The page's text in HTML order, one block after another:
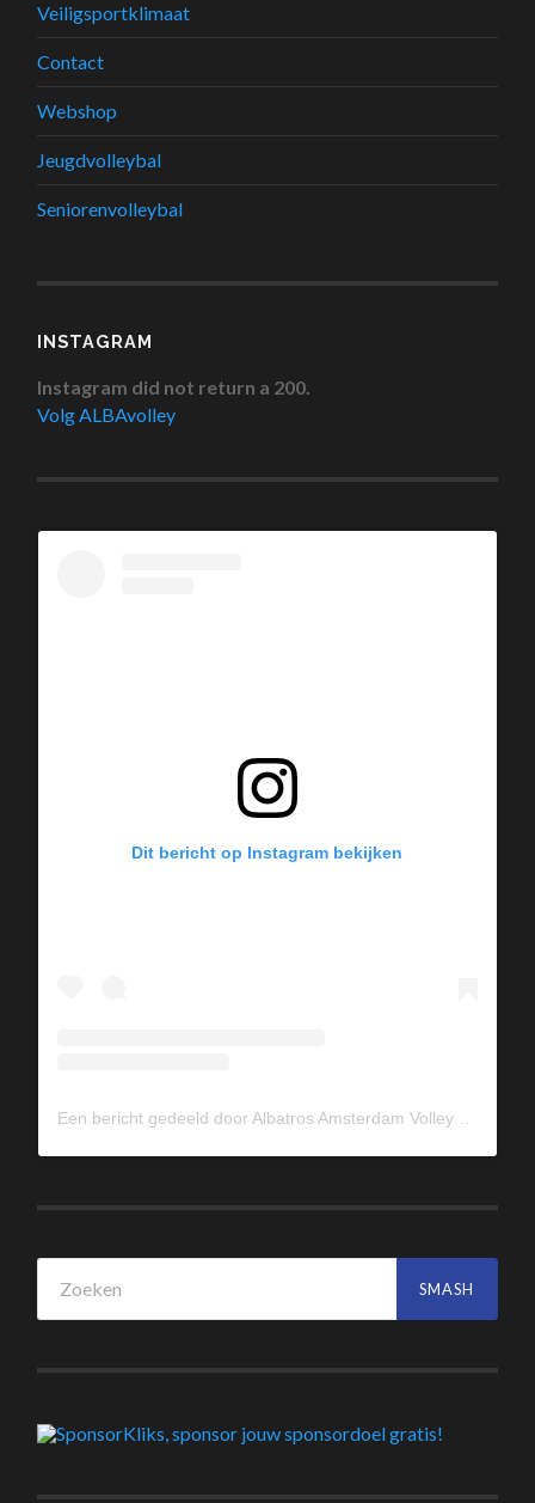
Veiligsportklimaat
Contact
Webshop
Jeugdvolleybal
Seniorenvolleybal
INSTAGRAM
Instagram did not return a 200.
Volg ALBAvolley
Dit bericht op Instagram bekijken